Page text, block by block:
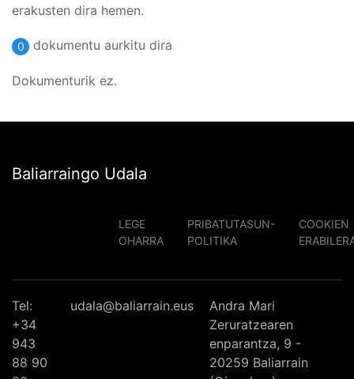
erakusten dira hemen.
0 dokumentu aurkitu dira
Dokumenturik ez.
Baliarraingo Udala
LEGE
OHARRA
PRIBATUTASUN-
POLITIKA
COOKIEN
Tel:
+34
943
88 90
udala@baliarrain.eus
Andra Mari
Zeruratzearen
enparantza, 9 -
20259 Baliarrain